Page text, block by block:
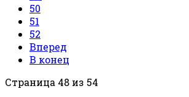
50
51
52
Вперед
В конец
Страница 48 из 54